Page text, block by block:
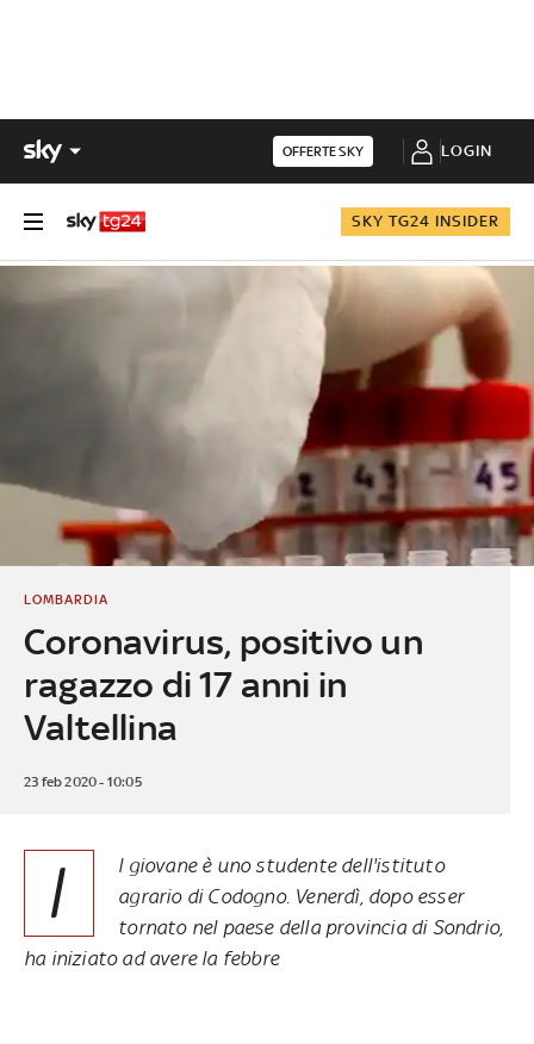
OFFERTE SKY LOGIN
SKY TG24 INSIDER
Coronavirus, positivo un
ragazzo di 17 anni in
Valtellina
LOMBARDIA
23 feb 2020 - 10:05
I
l giovane è uno studente dell'istituto
agrario di Codogno. Venerdì, dopo esser
tornato nel paese della provincia di Sondrio,
ha iniziato ad avere la febbre